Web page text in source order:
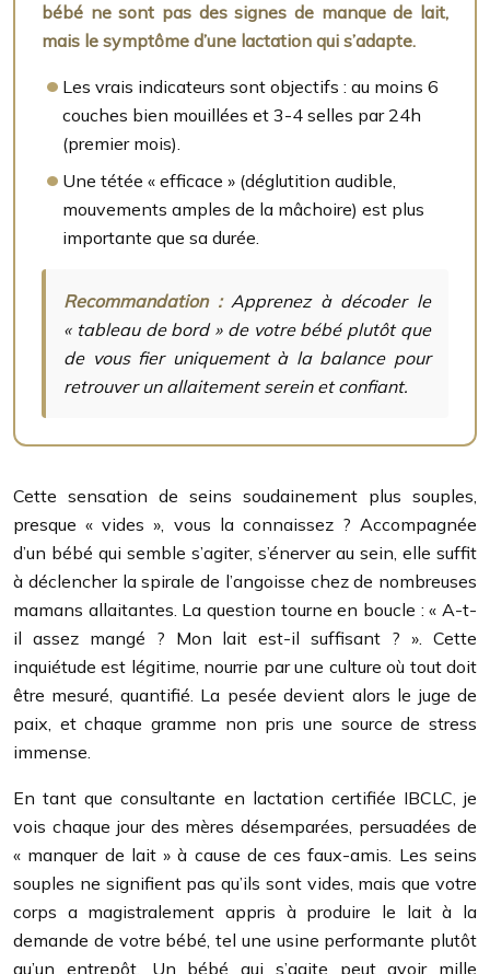
bébé ne sont pas des signes de manque de lait,
mais le symptôme d’une lactation qui s’adapte.
Les vrais indicateurs sont objectifs : au moins 6
couches bien mouillées et 3-4 selles par 24h
(premier mois).
Une tétée « efficace » (déglutition audible,
mouvements amples de la mâchoire) est plus
importante que sa durée.
Recommandation :Apprenez à décoder le
« tableau de bord » de votre bébé plutôt que
de vous fier uniquement à la balance pour
retrouver un allaitement serein et confiant.
Cette sensation de seins soudainement plus souples,
presque « vides », vous la connaissez ? Accompagnée
d’un bébé qui semble s’agiter, s’énerver au sein, elle suffit
à déclencher la spirale de l’angoisse chez de nombreuses
mamans allaitantes. La question tourne en boucle : « A-t-
il assez mangé ? Mon lait est-il suffisant ? ». Cette
inquiétude est légitime, nourrie par une culture où tout doit
être mesuré, quantifié. La pesée devient alors le juge de
paix, et chaque gramme non pris une source de stress
immense.
En tant que consultante en lactation certifiée IBCLC, je
vois chaque jour des mères désemparées, persuadées de
« manquer de lait » à cause de ces faux-amis. Les seins
souples ne signifient pas qu’ils sont vides, mais que votre
corps a magistralement appris à produire le lait à la
demande de votre bébé, tel une usine performante plutôt
qu’un entrepôt. Un bébé qui s’agite peut avoir mille